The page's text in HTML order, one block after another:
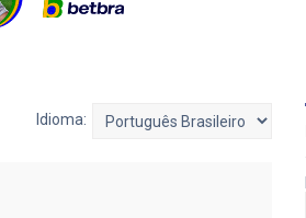
Idioma: